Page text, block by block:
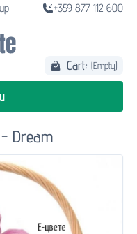
+359 877 112 600
Cart: (Empty)
Dream